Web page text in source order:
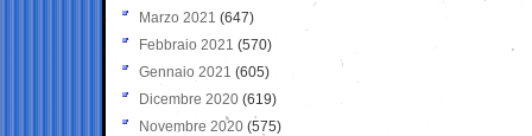
Marzo 2021 (647)
Febbraio 2021 (570)
Gennaio 2021 (605)
Dicembre 2020 (619)
Novembre 2020 (575)